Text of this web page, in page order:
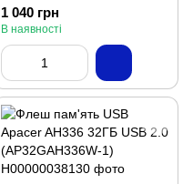
(SDDDC4-064G-G46)
1 040 грн
В наявності